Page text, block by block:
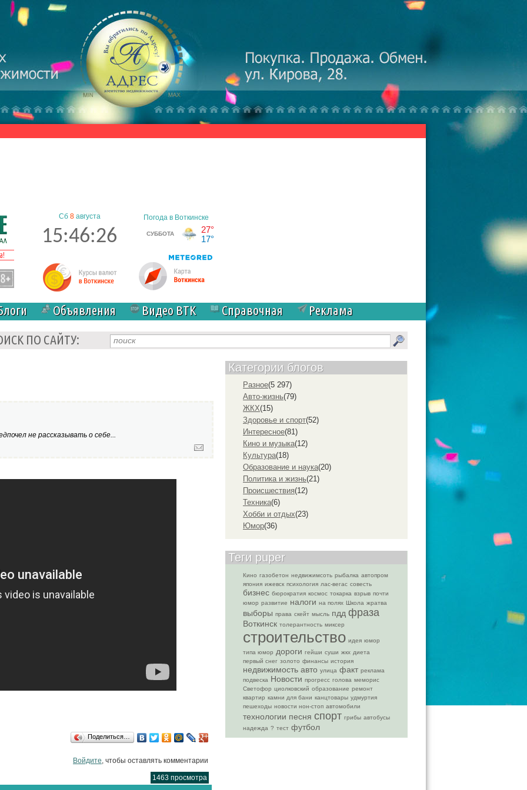
Сб 8августа
15:46:27
Объявления Видео ВТК Справочная
Реклама
ПО САЙТУ:
не рассказывать о себе...
Поделиться…
Войдите, чтобы оставлять комментарии
1463 просмотра
Категории блогов
Разное(5 297)
Авто-жизнь(79)
ЖКХ(15)
Здоровье и спорт(52)
Интересное(81)
Кино и музыка(12)
Культура(18)
Образование и наука(20)
Политика и жизнь(21)
Проиcшествия(12)
Техника(6)
Хобби и отдых(23)
Юмор(36)
Теги puper
Кино газобетон недвижимсоть рыбалка автопром
япония ижевск психология лас-вегас совесть
бизнес бюрократия космос токарка взрыв почти
юмор развитие налоги на полях Школа жратва
выборы права скейт мысль пдд фраза
Воткинск толерантность миксер
строительство идея юмор
типа юмор дороги гейши суши жкх диета
первый снег золото финансы история
недвижимость авто улица факт реклама
подвеска Новости прогресс голова меморис
Светофор циолковский образование ремонт
квартир камни для бани канцтовары удмуртия
пешеходы новости нон-стоп автомобили
технологии песня спорт грибы автобусы
надежда ? тест футбол